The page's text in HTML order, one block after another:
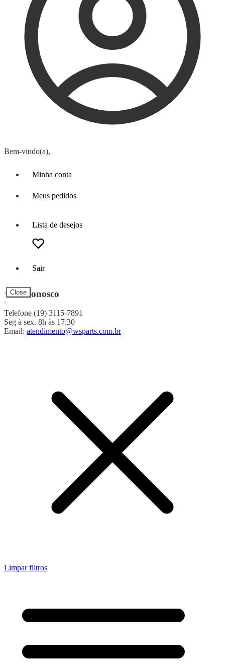
Bem-vindo(a),
Minha conta
Meus pedidos
Lista de desejos
Sair
Close
Fale Conosco
Telefone (19) 3115-7891
Seg à sex. 8h às 17:30
Email: atendimento@wsparts.com.br
Limpar filtros